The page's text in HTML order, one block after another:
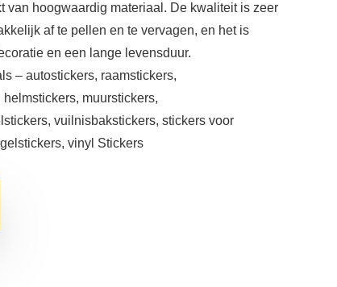
van hoogwaardig materiaal. De kwaliteit is zeer
af te pellen en te vervagen, en het is
en een lange levensduur.
– autostickers, raamstickers,
muurstickers,
vuilnisbakstickers, stickers voor
vinyl Stickers